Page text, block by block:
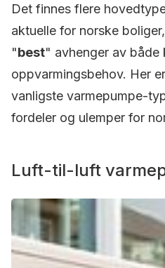
Det finnes flere
aktuelle for norske
"best" avhenger av
oppvarmingsbehov. Her
vanligste varmepumpe-
fordeler og ulemper for
Luft-til-luft